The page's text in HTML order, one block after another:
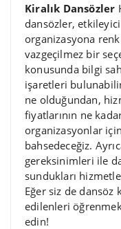
Kiralık Dansözler
dansözler,
organizasyona
vazgeçilmez bir
konusunda bilgi
işaretleri
ne olduğundan,
fiyatlarının ne
organizasyonlar
bahsedeceğiz.
gereksinimleri ile
sundukları
Eğer siz de
edilenleri
edin!